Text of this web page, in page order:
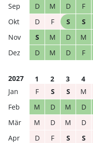
D
M D F
D
F S S
S
M D M
D
M D F
2027 1 2 3 4
F
S S M
M
D M D
M
D M D
D
F S S